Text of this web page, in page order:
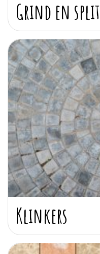
Grind en split
Klinkers